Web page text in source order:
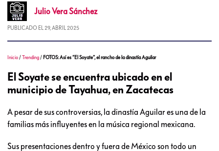
JulioVera Sánchez
PUBLICADO EL 29, ABRIL 2025
Inicio /Trending / FOTOS: Así es “El Soyate”, el rancho de la dinastía Aguilar
El Soyate se encuentra ubicado en el
municipio de Tayahua, en Zacatecas
A pesar de sus controversias, la dinastía Aguilar es una de la
familias más influyentes en la música regional mexicana.
Sus presentaciones dentro y fuera de México son todo un